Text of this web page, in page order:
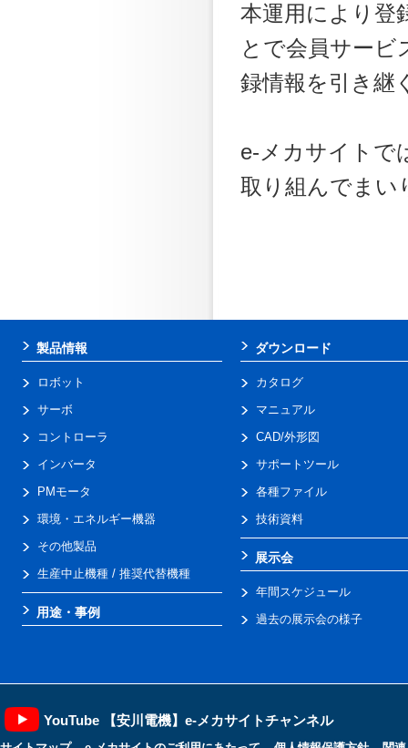
本運用により登
とで会員サービ
録情報を引き継
e-メカサイトで
取り組んでまい
製品情報
ロボット
サーボ
コントローラ
インバータ
PMモータ
環境・エネルギー機器
その他製品
生産中止機種 / 推奨代替機種
用途・事例
ダウンロード
カタログ
マニュアル
CAD/外形図
サポートツール
各種ファイル
技術資料
展示会
年間スケジュール
過去の展示会の様子
YouTube 【安川電機】e-メカサイトチャンネル